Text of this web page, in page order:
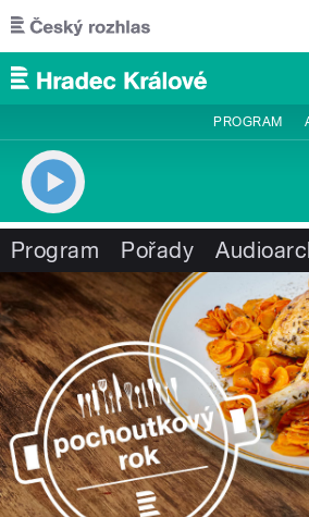
Přejít k hlavnímu obsahu
PROGRAM
Program Pořady